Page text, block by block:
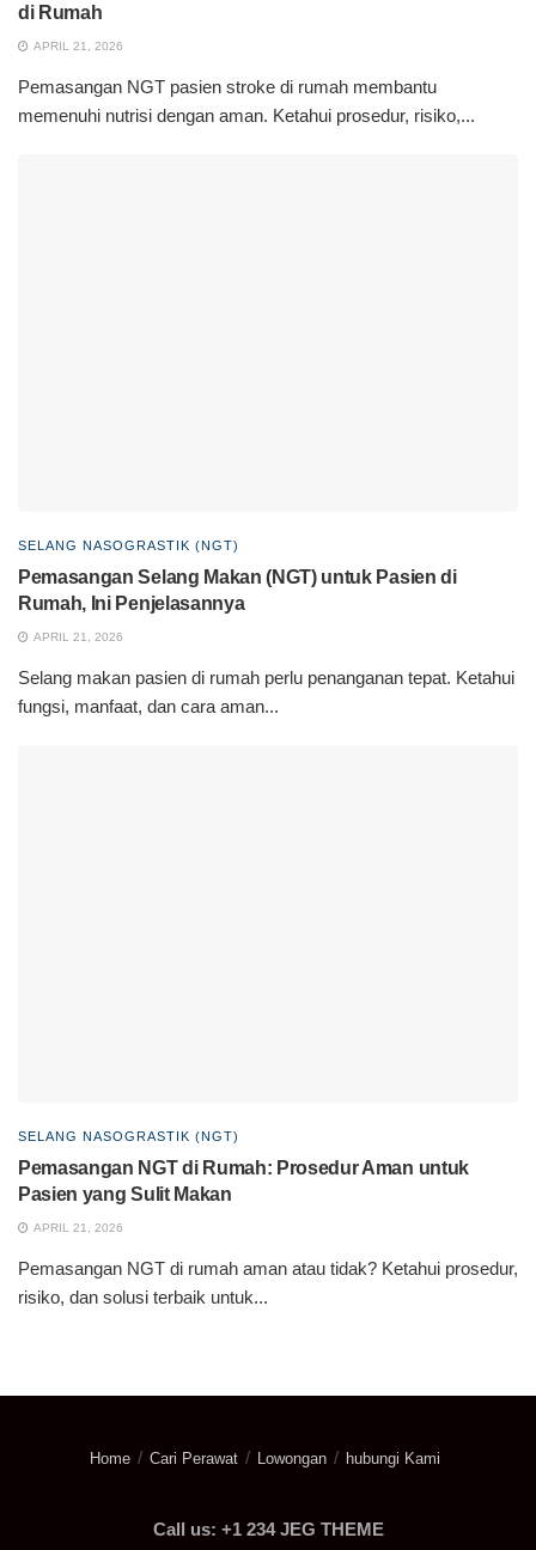
di Rumah
APRIL 21, 2026
Pemasangan NGT pasien stroke di rumah membantu
memenuhi nutrisi dengan aman. Ketahui prosedur, risiko,...
SELANG NASOGRASTIK (NGT)
Pemasangan Selang Makan (NGT) untuk Pasien di
Rumah, Ini Penjelasannya
APRIL 21, 2026
Selang makan pasien di rumah perlu penanganan tepat. Ketahui
fungsi, manfaat, dan cara aman...
SELANG NASOGRASTIK (NGT)
Pemasangan NGT di Rumah: Prosedur Aman untuk
Pasien yang Sulit Makan
APRIL 21, 2026
Pemasangan NGT di rumah aman atau tidak? Ketahui prosedur,
risiko, dan solusi terbaik untuk...
Home Cari Perawat Lowongan hubungi Kami
Call us: +1 234 JEG THEME